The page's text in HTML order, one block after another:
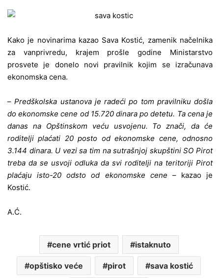
Kako je novinarima kazao Sava Kostić, zamenik načelnika
za vanprivredu, krajem prošle godine Ministarstvo
prosvete je donelo novi pravilnik kojim se izračunava
ekonomska cena.
–Predškolska ustanova je radeći po tom pravilniku došla
do ekonomske cene od 15.720 dinara po detetu. Ta cena je
danas na Opštinskom veću usvojenu. To znači, da će
roditelji plaćati 20 posto od ekonomske cene, odnosno
3.144 dinara. U vezi sa tim na sutrašnjoj skupštini SO Pirot
treba da se usvoji odluka da svi roditelji na teritoriji Pirot
plaćaju isto-20 odsto od ekonomske cene – kazao je
Kostić.
A.Ć.
cene vrtić priot istaknuto
opštisko veće pirot sava kostić